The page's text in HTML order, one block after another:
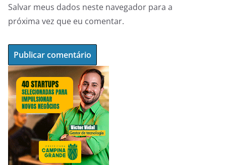
Salvar meus dados neste navegador para a
próxima vez que eu comentar.